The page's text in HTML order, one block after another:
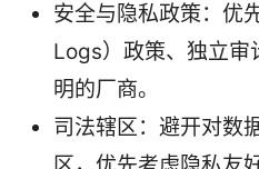
安全与隐私政策：优
Logs）政策、独立审
明的厂商。
司法辖区：避开对数